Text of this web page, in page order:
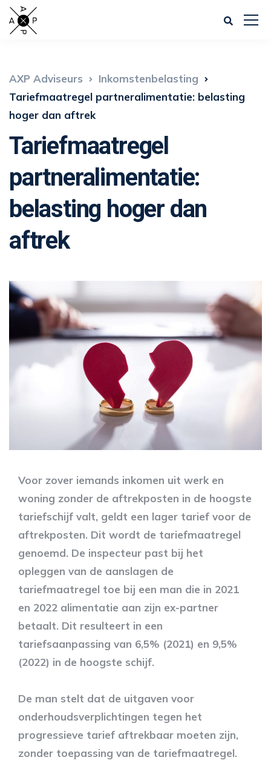
AXP Adviseurs
Inkomstenbelasting
Tariefmaatregel partneralimentatie: belasting
hoger dan aftrek
Tariefmaatregel
partneralimentatie:
belasting hoger dan
aftrek
Voor zover iemands inkomen uit werk en
woning zonder de aftrekposten in de hoogste
tariefschijf valt, geldt een lager tarief voor de
aftrekposten. Dit wordt de tariefmaatregel
genoemd. De inspecteur past bij het
opleggen van de aanslagen de
tariefmaatregel toe bij een man die in 2021
en 2022 alimentatie aan zijn ex-partner
betaalt. Dit resulteert in een
tariefsaanpassing van 6,5% (2021) en 9,5%
(2022) in de hoogste schijf.
De man stelt dat de uitgaven voor
onderhoudsverplichtingen tegen het
progressieve tarief aftrekbaar moeten zijn,
zonder toepassing van de tariefmaatregel.